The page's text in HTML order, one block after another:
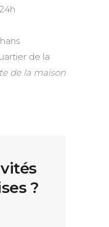
de la
de la maison
?